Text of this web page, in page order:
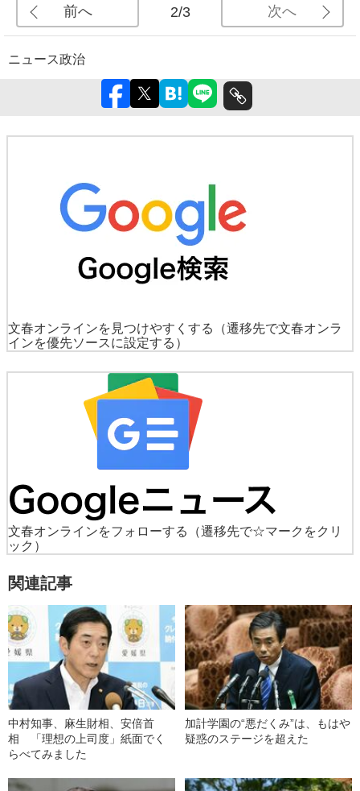
前へ 2/3 次へ
ニュース政治
文春オンラインを見つけやすくする
（遷移先で文春オンラ
インを優先ソースに設定する）
文春オンラインをフォローする
（遷移先で☆マークをクリ
ック）
関連記事
中村知事、麻生財相、安倍首
相 「理想の上司度」紙面でく
らべてみました
加計学園の“悪だくみ”は、もはや
疑惑のステージを超えた